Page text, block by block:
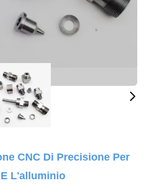
CNC Di Precisione Per
L'alluminio